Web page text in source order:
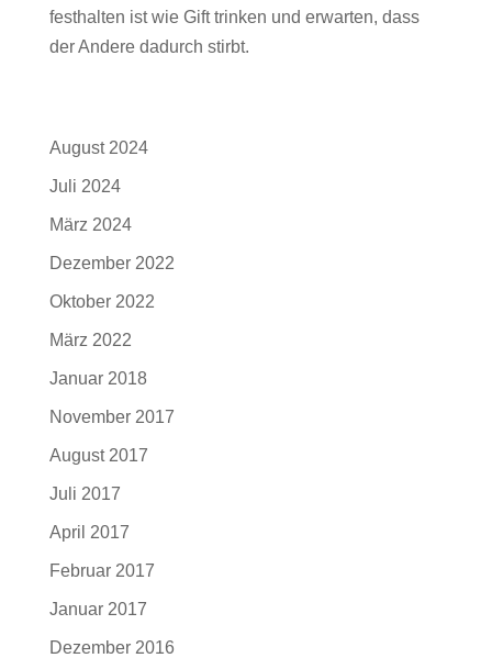
festhalten ist wie Gift trinken und erwarten, dass
der Andere dadurch stirbt.
August 2024
Juli 2024
März 2024
Dezember 2022
Oktober 2022
März 2022
Januar 2018
November 2017
August 2017
Juli 2017
April 2017
Februar 2017
Januar 2017
Dezember 2016